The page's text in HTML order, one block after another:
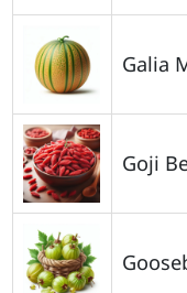
Galia
Goji